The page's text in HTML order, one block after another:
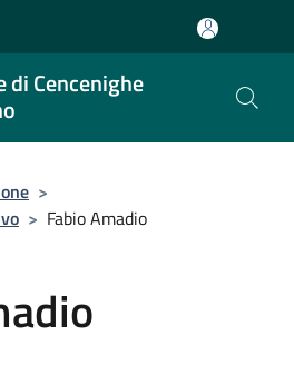
di Cencenighe
>
> Fabio Amadio